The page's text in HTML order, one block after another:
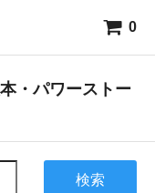
0
・パワーストー
検索